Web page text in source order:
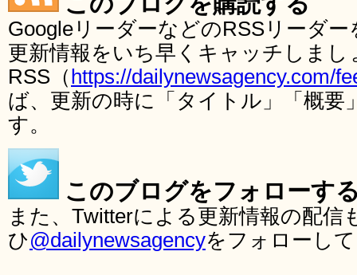
GoogleリーダーなどのRSSリーダ
更新情報をいち早くキャッチしま
RSS（ https://dailynewsagency.com/
ば、更新の時に「タイトル」「概要
す。
このブログをフォローす
また、Twitterによる更新情報の配
ひ@dailynewsagencyをフォローし